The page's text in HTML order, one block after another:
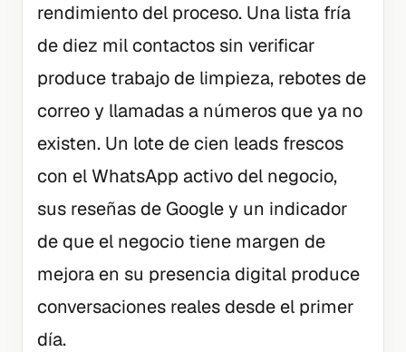
rendimiento del proceso. Una lista fría
de diez mil contactos sin verificar
produce trabajo de limpieza, rebotes de
correo y llamadas a números que ya no
existen. Un lote de cien leads frescos
con el WhatsApp activo del negocio,
sus reseñas de Google y un indicador
de que el negocio tiene margen de
mejora en su presencia digital produce
conversaciones reales desde el primer
día.